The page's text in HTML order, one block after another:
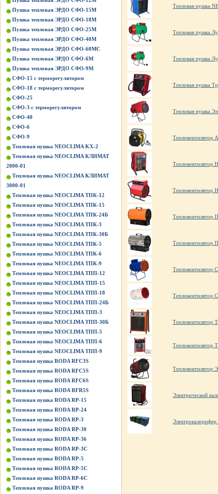
Пушка тепловая ЭРДО СФО-15М
Пушка тепловая ЭРДО СФО-18М
Пушка тепловая ЭРДО СФО-25М
Пушка тепловая ЭРДО СФО-40М
Пушка тепловая ЭРДО СФО-60МС
Пушка тепловая ЭРДО СФО-6М
Пушка тепловая ЭРДО СФО-9М
СФО-15 с терморегулятором
СФО-18 с терморегулятором
СФО-25
СФО-3 с терморегулятором
СФО-40
СФО-6
СФО-9
Тепловая пушка NEOCLIMA KХ-2
Тепловая пушка NEOCLIMA КЛИМАТ
2000-01
Тепловая пушка NEOCLIMA КЛИМАТ
3000-01
Тепловая пушка NEOCLIMA ТПК-12
Тепловая пушка NEOCLIMA ТПК-15
Тепловая пушка NEOCLIMA ТПК-24Б
Тепловая пушка NEOCLIMA ТПК-3
Тепловая пушка NEOCLIMA ТПК-30Б
Тепловая пушка NEOCLIMA ТПК-5
Тепловая пушка NEOCLIMA ТПК-6
Тепловая пушка NEOCLIMA ТПК-9
Тепловая пушка NEOCLIMA ТПП-12
Тепловая пушка NEOCLIMA ТПП-15
Тепловая пушка NEOCLIMA ТПП-18
Тепловая пушка NEOCLIMA ТПП-24Б
Тепловая пушка NEOCLIMA ТПП-3
Тепловая пушка NEOCLIMA ТПП-30Б
Тепловая пушка NEOCLIMA ТПП-5
Тепловая пушка NEOCLIMA ТПП-6
Тепловая пушка NEOCLIMA ТПП-9
Тепловая пушка RODA RFC3S
Тепловая пушка RODA RFC5S
Тепловая пушка RODA RFC6S
Тепловая пушка RODA RFR5S
Тепловая пушка RODA RP-15
Тепловая пушка RODA RP-24
Тепловая пушка RODA RP-3
Тепловая пушка RODA RP-30
Тепловая пушка RODA RP-36
Тепловая пушка RODA RP-3C
Тепловая пушка RODA RP-5
Тепловая пушка RODA RP-5C
Тепловая пушка RODA RP-6C
Тепловая пушка RODA RP-9
Тепловая пушка
Тепловая пушка
Тепловая пушка
Тепловая пушка
Тепловая пушка
Тепловентилятор
Тепловентилятор
Тепловентилятор
Тепловентилятор
Тепловентилятор
Тепловентилятор
Тепловентилятор
Тепловентилятор
Тепловентилятор
Электрический